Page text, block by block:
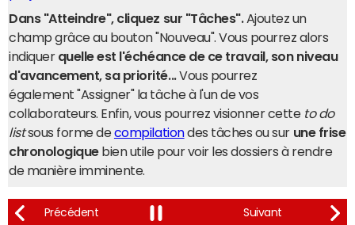
Dans "Atteindre", cliquez sur "Tâches". Ajoutez un
champ grâce au bouton "Nouveau". Vous pourrez alors
indiquer quelle est l'échéance de ce travail, son niveau
d'avancement, sa priorité... Vous pourrez
également "Assigner" la tâche à l'un de vos
collaborateurs. Enfin, vous pourrez visionner cette to do
listsous forme de compilationdes tâches ou sur une frise
chronologiquebien utile pour voir les dossiers à rendre
de manière imminente.